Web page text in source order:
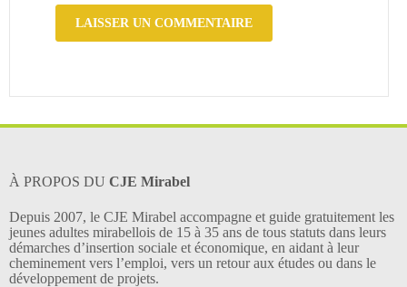
À PROPOS DU CJE Mirabel
Depuis 2007, le CJE Mirabel accompagne et guide gratuitement les
jeunes adultes mirabellois de 15 à 35 ans de tous statuts dans leurs
démarches d’insertion sociale et économique, en aidant à leur
cheminement vers l’emploi, vers un retour aux études ou dans le
développement de projets.